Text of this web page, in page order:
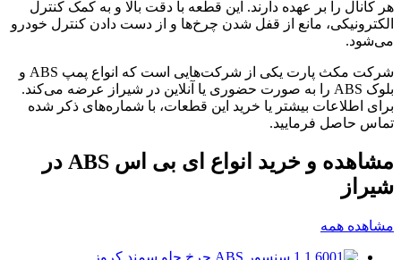
هر کانال را بر عهده دارند. این قطعه با دقت بالا و به کمک کنترل
الکترونیکی، مانع از قفل شدن چرخ‌ها و از دست دادن کنترل خودرو
می‌شود.
شرکت مکث پارت یکی از شرکت‌هایی است که انواع پمپ ABS و
بلوک ABS را به صورت حضوری یا آنلاین در شیراز عرضه می‌کند.
برای اطلاعات بیشتر یا خرید این قطعات، با شماره‌های ذکر شده
تماس حاصل فرمایید.
مشاهده و خرید انواع ای بی اس ABS در
شیراز
مشاهده همه